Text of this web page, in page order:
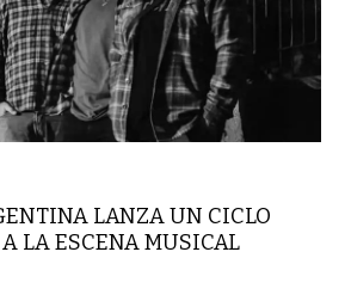
LANZA UN CICLO
LA ESCENA MUSICAL